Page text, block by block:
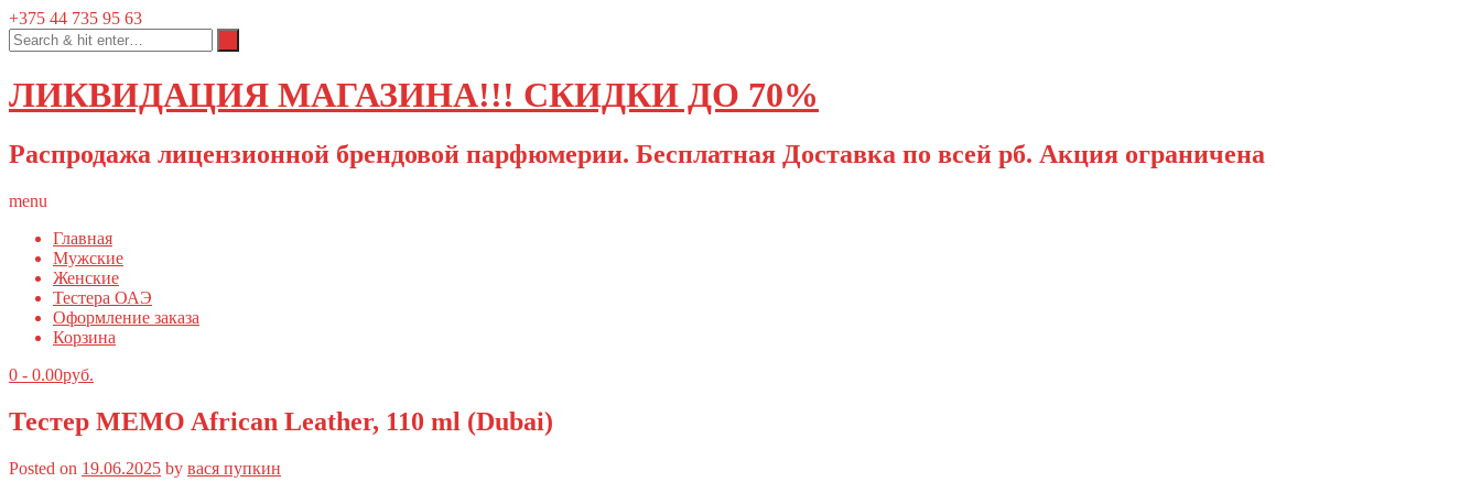
+375 44 735 95 63
ЛИКВИДАЦИЯ МАГАЗИНА!!! СКИДКИ ДО 70%
Распродажа лицензионной брендовой парфюмерии. Бесплатная Доставка по всей рб. Акция ограничена
menu
Главная
Мужские
Женские
Тестера ОАЭ
Оформление заказа
Корзина
0 - 0.00руб.
Тестер MEMO African Leather, 110 ml (Dubai)
Posted on 19.06.2025 by вася пупкин